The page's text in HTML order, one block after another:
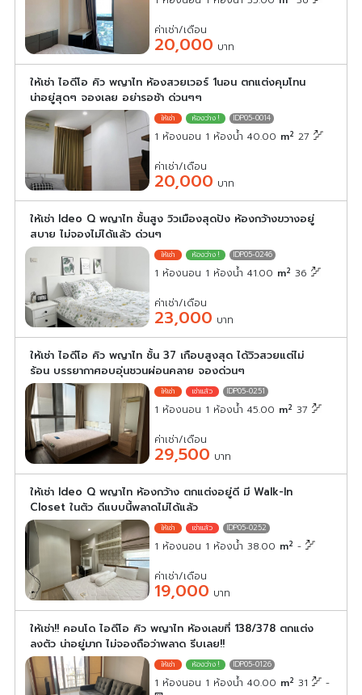
ค่าเช่า/เดือน
20,000 บาท
ให้เช่า ไอดีโอ คิว พญาไท ห้องสวยเวอร์ 1นอน ตกแต่งคุมโทน
น่าอยู่สุดๆ จองเลย อย่ารอช้า ด่วนๆๆ
IDP05-0014
1 ห้องนอน 1 ห้องน้ำ 40.00 m2 27
ค่าเช่า/เดือน
20,000 บาท
ให้เช่า Ideo Q พญาไท ชั้นสูง วิวเมืองสุดปัง ห้องกว้างขวางอยู่
สบาย ไม่จองไม่ได้แล้ว ด่วนๆ
IDP05-0246
1 ห้องนอน 1 ห้องน้ำ 41.00 m2 36
ค่าเช่า/เดือน
23,000 บาท
ให้เช่า ไอดีโอ คิว พญาไท ชั้น 37 เกือบสูงสุด ได้วิวสวยแต่ไม่
ร้อน บรรยากาศอบอุ่นชวนผ่อนคลาย จองด่วนๆ
IDP05-0251
1 ห้องนอน 1 ห้องน้ำ 45.00 m2 37
ค่าเช่า/เดือน
29,500 บาท
ให้เช่า Ideo Q พญาไท ห้องกว้าง ตกแต่งอยู่ดี มี Walk-In
Closet ในตัว ดีแบบนี้พลาดไม่ได้แล้ว
IDP05-0252
1 ห้องนอน 1 ห้องน้ำ 38.00 m2 -
ค่าเช่า/เดือน
19,000 บาท
ให้เช่า!! คอนโด ไอดีโอ คิว พญาไท ห้องเลขที่ 138/378 ตกแต่ง
ลงตัว น่าอยู่มาก ไม่จองถือว่าพลาด รีบเลย!!
IDP05-0126
1 ห้องนอน 1 ห้องน้ำ 40.00 m2 31 -